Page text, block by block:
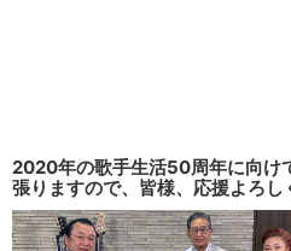
2020年の歌手生活50周年に向け
張りますので、皆様、応援よろし